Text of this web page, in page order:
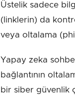
Üstelik sadece
(linklerin) da
veya oltalama
Yapay zeka
bağlantının
bir siber güvenlik